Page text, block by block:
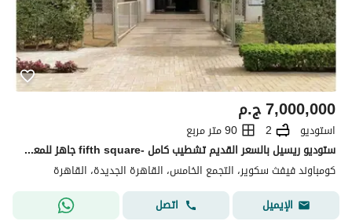
ج.م7,000,000
استوديو 2
90 متر مربع
ستوديو ريسيل بالسعر القديم تشطيب كامل -fifth square جاهز للمعاينه very prime location باقل سعر موجود ف الكمبوند
كومباوند فيفث سكوير، التجمع الخامس، القاهرة الجديدة، القاهرة
الإيميل
اتصل